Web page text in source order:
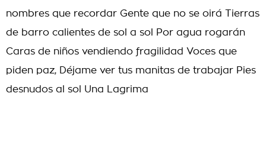
nombres que recordar Gente que no se oirá Tierras
de barro calientes de sol a sol Por agua rogarán
Caras de niños vendiendo fragilidad Voces que
piden paz, Déjame ver tus manitas de trabajar Pies
desnudos al sol Una Lagrima